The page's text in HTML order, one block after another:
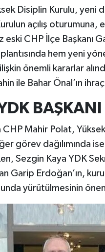
Disiplin Kurulu, yeni
açılış oturumuna,
CHP İlçe Başkanı
hem yeni
önemli kararlar
ile Bahar Önal’ın
BAŞKANI
Mahir Polat,
görev dağılımında
Sezgin Kaya YDK
Garip Erdoğan’ın,
yürütülmesinin